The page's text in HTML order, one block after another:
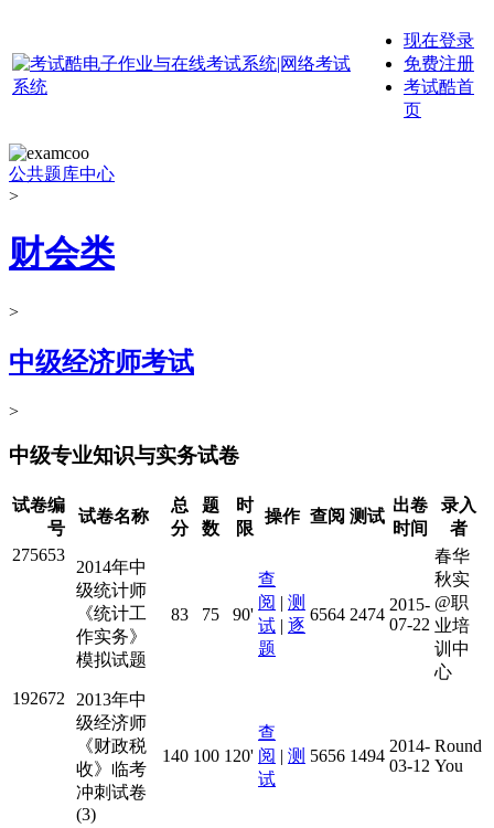
现在登录
免费注册
考试酷首
页
公共题库中心
>
财会类
>
中级经济师考试
>
中级专业知识与实务试卷
试卷编
号
试卷名称
总
分
题
数
时
限
操作 查阅 测试
出卷
时间
录入
者
275653
2014年中
级统计师
《统计工
作实务》
模拟试题
83 75 90'
查
阅 | 测
试 | 逐
题
6564 2474
2015-
07-22
春华
秋实
@职
业培
训中
心
192672
2013年中
级经济师
《财政税
收》临考
冲刺试卷
(3)
140 100 120'
查
阅 | 测
试
5656 1494
2014-
03-12
Round
You